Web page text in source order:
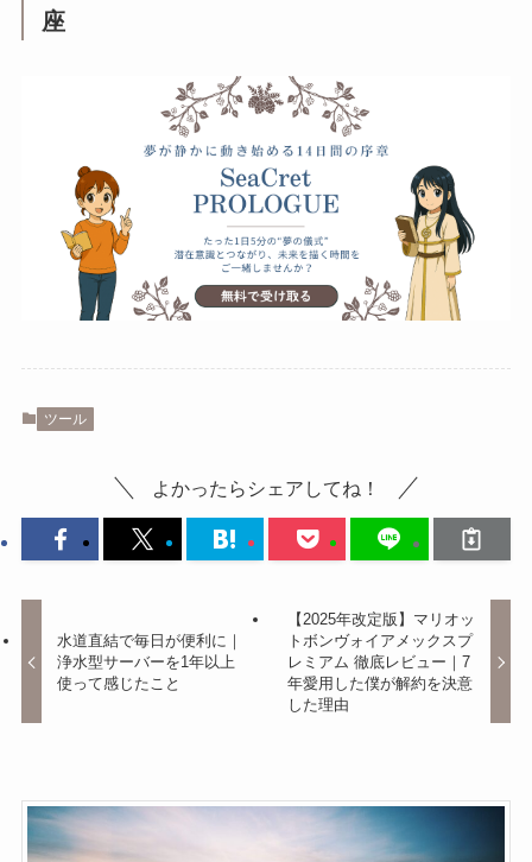
座
ツール
よかったらシェアしてね！
水道直結で毎日が便利に｜
浄水型サーバーを1年以上
使って感じたこと
【2025年改定版】マリオッ
トボンヴォイアメックスプ
レミアム 徹底レビュー｜7
年愛用した僕が解約を決意
した理由